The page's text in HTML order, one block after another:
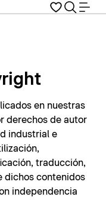
en nuestras
derechos de autor
industrial e
traducción,
dichos contenidos
independencia